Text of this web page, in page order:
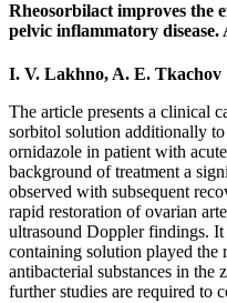
Rheosorbilact improves the
pelvic inflammatory disease.
I. V. Lakhno, A. E. Tkachov
The article presents a clinical
sorbitol solution additionally
ornidazole in patient with
background of treatment a
observed with subsequent
rapid restoration of ovarian
ultrasound Doppler findings. It
containing solution played
antibacterial substances in
further studies are required to